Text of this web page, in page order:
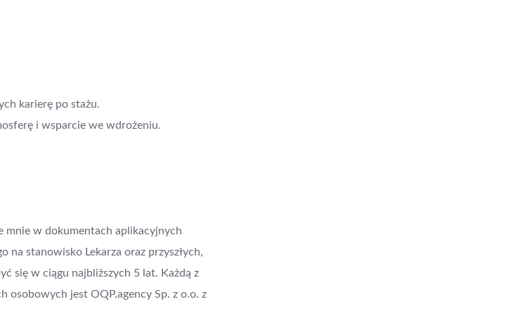
karierę po stażu.
i wsparcie we wdrożeniu.
mnie w dokumentach aplikacyjnych
stanowisko Lekarza oraz przyszłych,
się w ciągu najbliższych 5 lat. Każdą z
jest OQP.agency Sp. z o.o. z